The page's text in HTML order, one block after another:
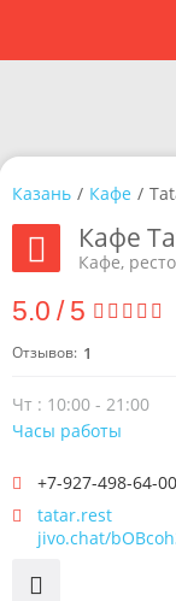
Казань / Кафе /
Кафе
Кафе,
5.0 / 5
Отзывов: 1
+7-927-498-64-00
tatar.rest
jivo.chat/
Чт : 10:00 - 21:00
Часы работы